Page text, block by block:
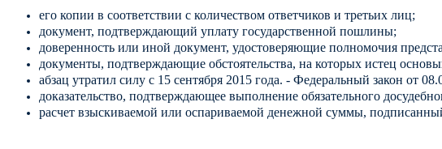
его копии в соответствии с количеством ответчиков и третьих лиц;
документ, подтверждающий уплату государственной пошлины;
доверенность или иной документ, удостоверяющие полномочия
документы, подтверждающие обстоятельства, на которых истец
абзац утратил силу с 15 сентября 2015 года. - Федеральный закон от
доказательство, подтверждающее выполнение обязательного
расчет взыскиваемой или оспариваемой денежной суммы,